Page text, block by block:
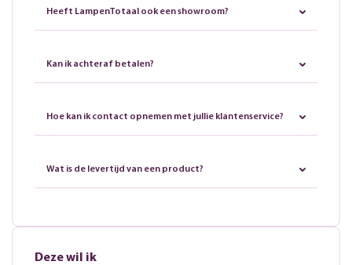
Heeft LampenTotaal ook een showroom?
Kan ik achteraf betalen?
Hoe kan ik contact opnemen met jullie klantenservice?
Wat is de levertijd van een product?
Deze wil ik